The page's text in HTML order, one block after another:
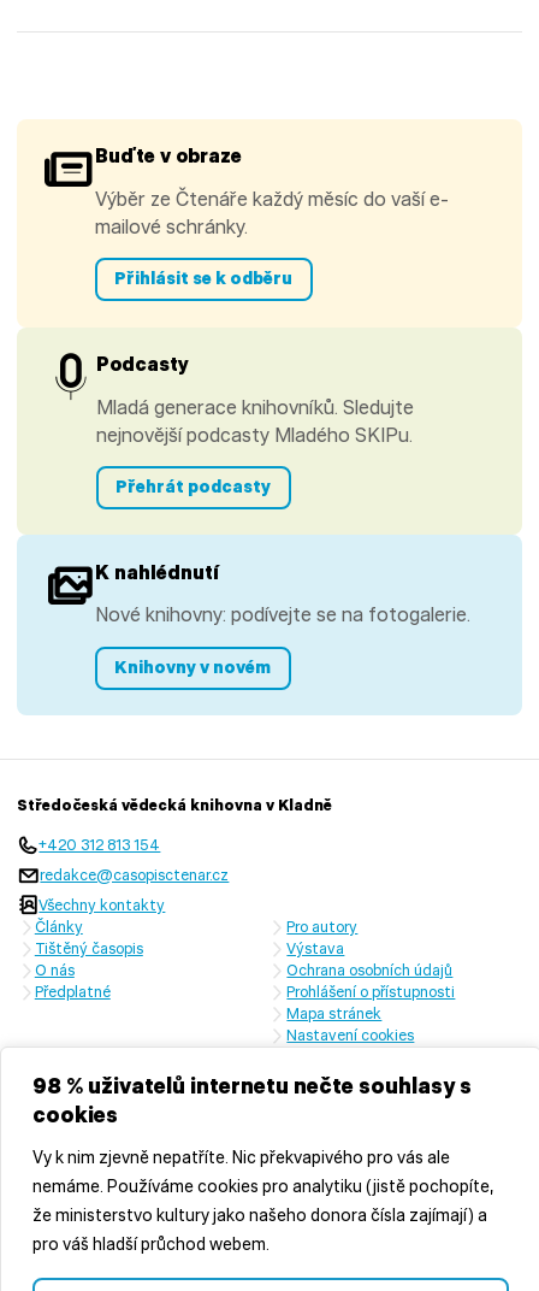
98 % uživatelů internetu nečte souhlasy s
cookies
Vy k nim zjevně nepatříte. Nic překvapivého pro vás ale
nemáme. Používáme cookies pro analytiku (jistě pochopíte,
že ministerstvo kultury jako našeho donora čísla zajímají) a
pro váš hladší průchod webem.
Buďte v obraze
Výběr ze Čtenáře každý měsíc do vaší e-
mailové schránky.
Přihlásit se k odběru
Podcasty
Mladá generace knihovníků. Sledujte
nejnovější podcasty Mladého SKIPu.
Přehrát podcasty
K nahlédnutí
Nové knihovny: podívejte se na fotogalerie.
Knihovny v novém
Středočeská vědecká knihovna v Kladně
+420 312 813 154
redakce@casopisctenar.cz
Všechny kontakty
Články
Tištěný časopis
O nás
Předplatné
Pro autory
Výstava
Ochrana osobních údajů
Prohlášení o přístupnosti
Mapa stránek
Nastavení cookies
České republiky a Středočeského kraje